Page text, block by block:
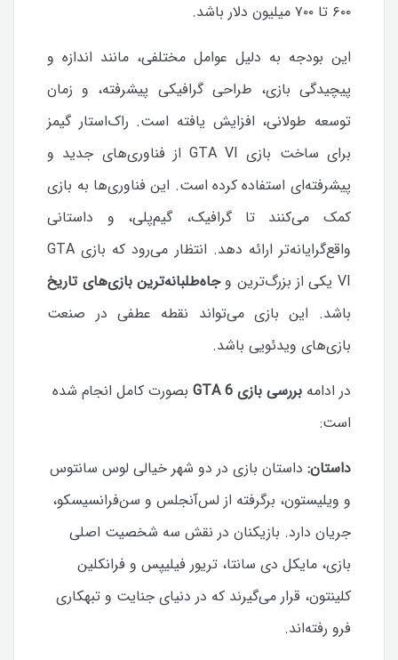
۶۰۰ تا ۷۰۰ میلیون دلار باشد.
این بودجه به دلیل عوامل مختلفی، مانند اندازه و
پیچیدگی بازی، طراحی گرافیکی پیشرفته، و زمان
توسعه طولانی، افزایش یافته است. راک‌استار گیمز
برای ساخت بازی GTA VI از فناوری‌های جدید و
پیشرفته‌ای استفاده کرده است. این فناوری‌ها به بازی
کمک می‌کنند تا گرافیک، گیم‌پلی، و داستانی
واقع‌گرایانه‌تر ارائه دهد.
انتظار می‌رود که بازی GTA
VI یکی از بزرگ‌ترین و
جاه‌طلبانه‌ترین بازی‌های تاریخ
باشد. این بازی می‌تواند نقطه عطفی در صنعت
بازی‌های ویدئویی باشد.
در ادامهبررسی بازی GTA 6
بصورت کامل انجام شده
است:
داستان: داستان بازی در دو شهر خیالی لوس سانتوس
و ویلیستون، برگرفته از لس‌آنجلس و سن‌فرانسیسکو،
جریان دارد. بازیکنان در نقش سه شخصیت اصلی
بازی، مایکل دی سانتا، تریور فیلیپس و فرانکلین
کلینتون، قرار می‌گیرند که در دنیای جنایت و تبهکاری
فرو رفته‌اند.